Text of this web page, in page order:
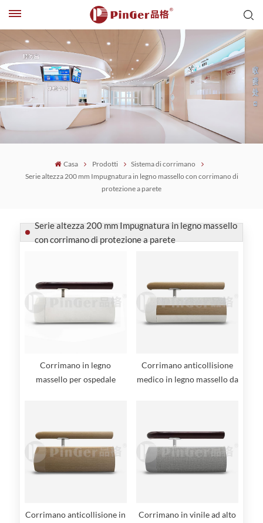
Casa Prodotti
Sistema di corrimano
Serie altezza 200 mm Impugnatura in legno massello con corrimano di
protezione a parete
Serie altezza 200 mm Impugnatura in legno massello
con corrimano di protezione a parete
Corrimano in legno
massello per ospedale
Corrimano anticollisione
medico in legno massello da
Corrimano anticollisione in
Corrimano in vinile ad alto